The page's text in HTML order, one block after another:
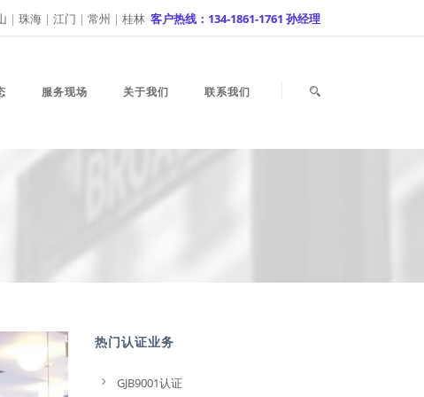
| 珠海 | 江门 | 常州 | 桂林 客户热线：134-1861-1761 孙经理
服务现场 关于我们 联系我们
热门认证业务
GJB9001认证